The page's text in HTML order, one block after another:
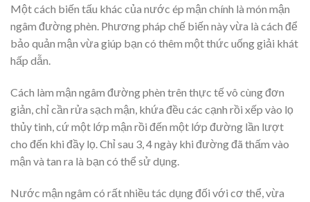
Một cách biến tấu khác của nước ép mận chính là món mận
ngâm đường phèn. Phương pháp chế biến này vừa là cách để
bảo quản mận vừa giúp bạn có thêm một thức uống giải khát
hấp dẫn.
Cách làm mận ngâm đường phèn trên thực tế vô cùng đơn
giản, chỉ cần rửa sạch mận, khứa đều các cạnh rồi xếp vào lọ
thủy tinh, cứ một lớp mận rồi đến một lớp đường lần lượt
cho đến khi đầy lọ. Chỉ sau 3, 4 ngày khi đường đã thấm vào
mận và tan ra là bạn có thể sử dụng.
Nước mận ngâm có rất nhiều tác dụng đối với cơ thể, vừa